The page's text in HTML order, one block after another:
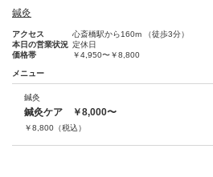
鍼灸
アクセス
心斎橋駅から160m （徒歩3分）
本日の営業状況 定休日
価格帯
￥4,950〜￥8,800
メニュー
鍼灸
鍼灸ケア ￥8,000〜
￥8,800 （税込）